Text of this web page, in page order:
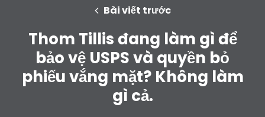
Bài viết trước
Thom Tillis đang làm gì để
bảo vệ USPS và quyền bỏ
phiếu vắng mặt? Không làm
gì cả.